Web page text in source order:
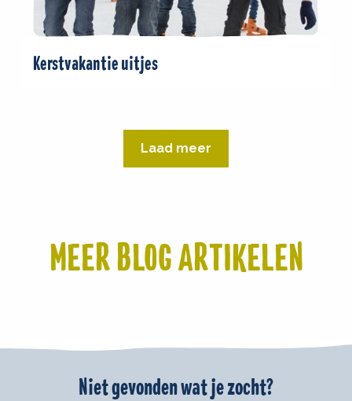
Kerstvakantie uitjes
Laad meer
MEER BLOG ARTIKELEN
Niet gevonden wat je zocht?